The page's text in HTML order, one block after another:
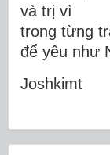
và trị vì
trong từng
để yêu như
Joshkimt